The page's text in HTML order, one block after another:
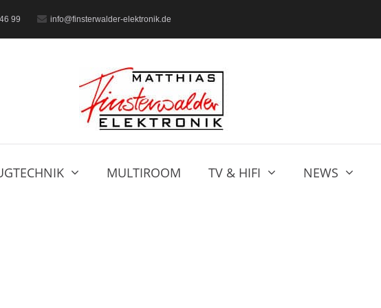
99 info@finsterwalder-elektronik.de
MULTIROOM TV & HIFI NEWS